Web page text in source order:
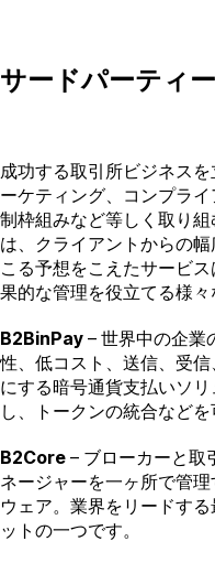
サードパーティ
成功する取引所ビジネス
ーケティング、コンプラ
制枠組みなど等しく取り組
は、クライアントからの
こる予想をこえたサービ
果的な管理を役立てる様
B2BinPay – 世界中の企業
性、低コスト、送信、受
にする暗号通貨支払いソ
し、トークンの統合などを
B2Core – ブローカーと取
ネージャーを一ヶ所で管
ウェア。業界をリードす
ットの一つです。